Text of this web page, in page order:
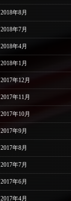
2018年8月
2018年7月
2018年4月
2018年1月
2017年12月
2017年11月
2017年10月
2017年9月
2017年8月
2017年7月
2017年6月
2017年4月